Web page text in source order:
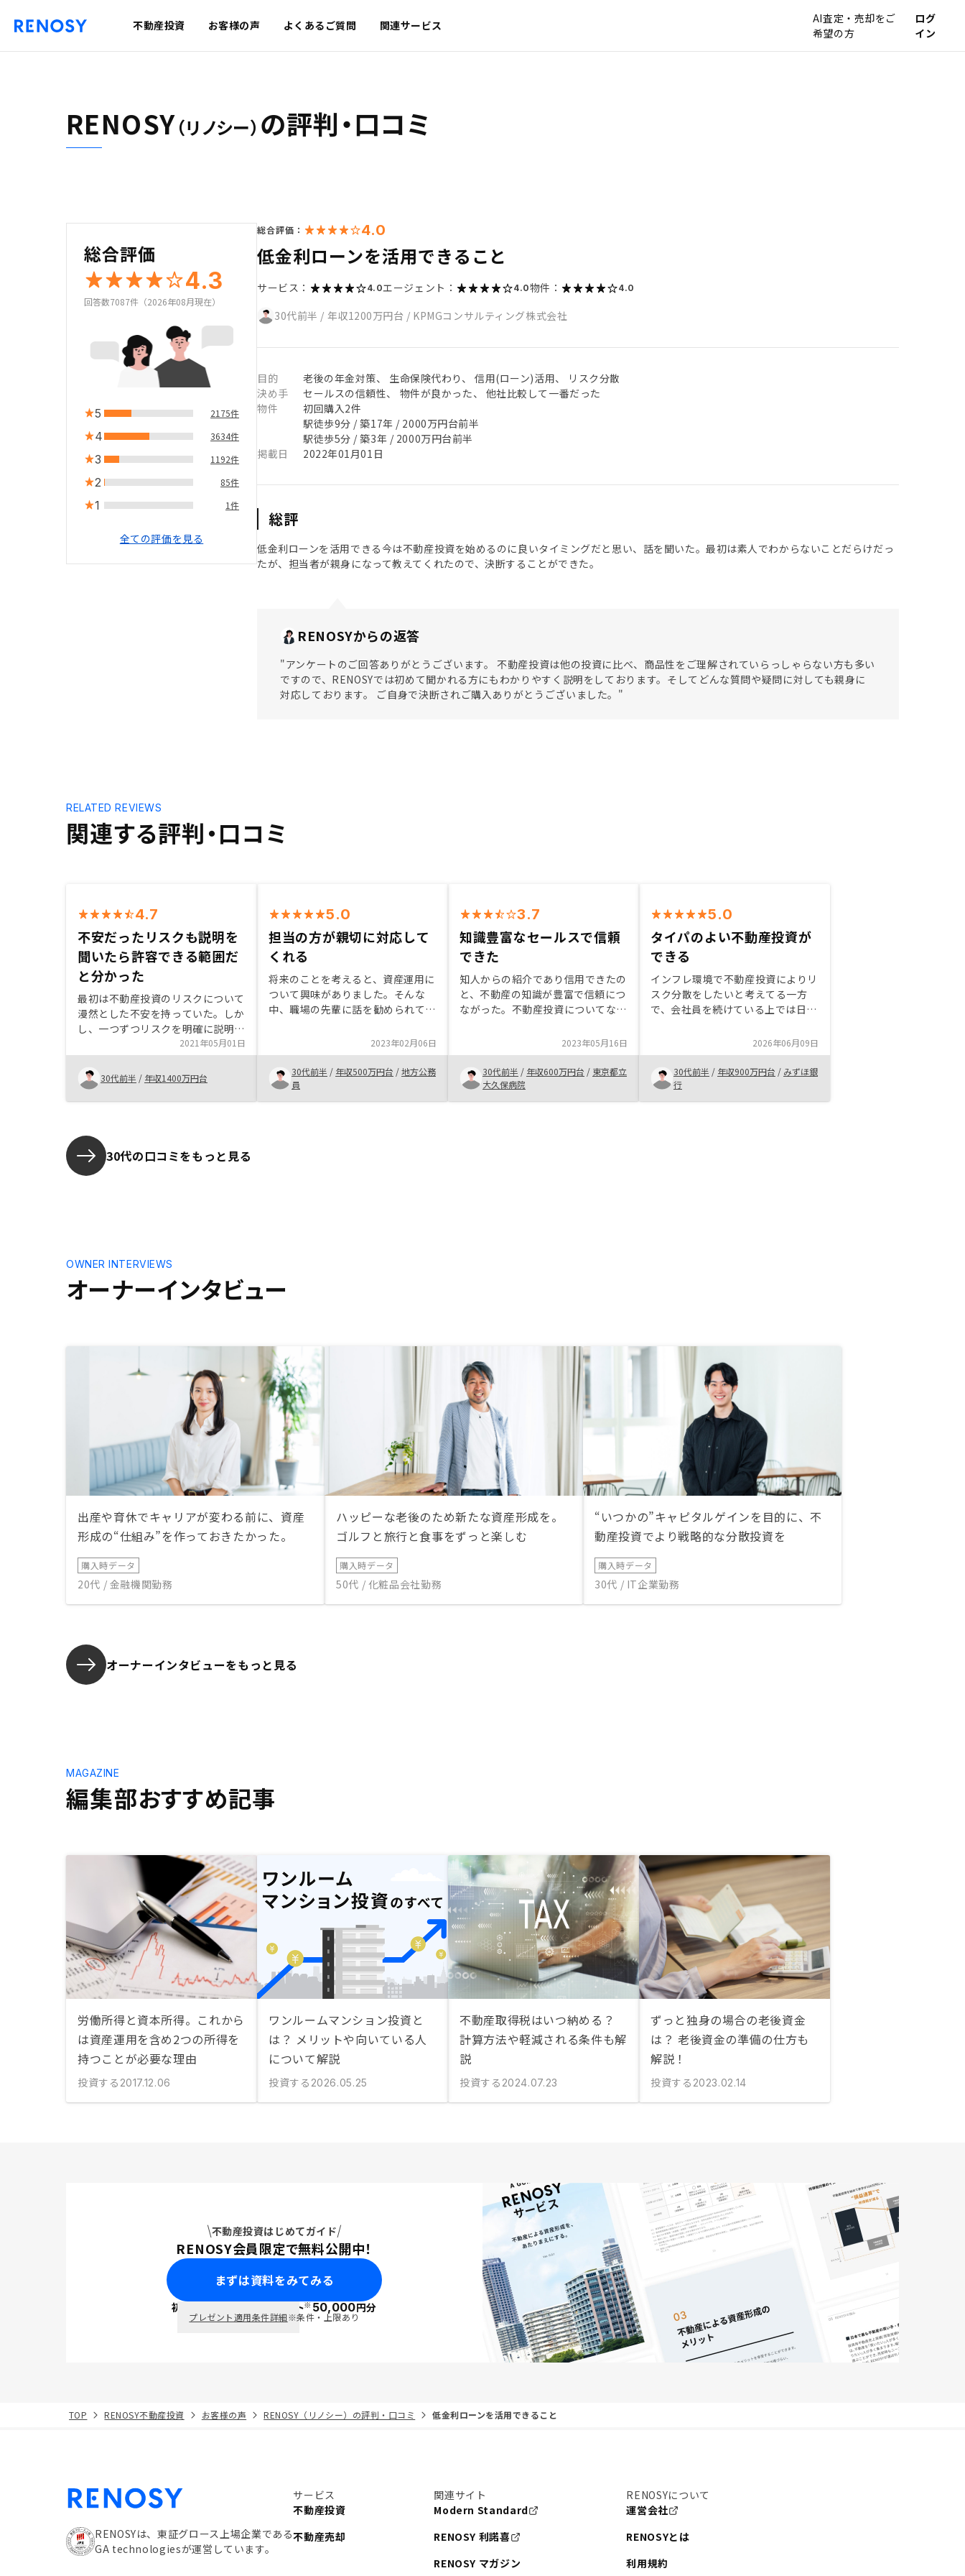
不動産投資 お客様の声 よくあるご質問 関連サービス
AI査定・売却をご
希望の方
ログ
イン
RENOSY（リノシー） の評判・口コミ
総合評価
4.3
回答数7087件（2026年08月現在）
5 2175件
4 3634件
3 1192件
2 85件
1 1件
全ての評価を見る
総合評価： 4.0
低金利ローンを活用できること
サービス： 4.0エージェント： 4.0物件： 4.0
30代前半 / 年収1200万円台 / KPMGコンサルティング株式会社
目的
老後の年金対策、 生命保険代わり、 信用(ローン)活用、 リスク分散
決め手
セールスの信頼性、 物件が良かった、 他社比較して一番だった
物件
初回購入2件
駅徒歩9分 / 築17年 / 2000万円台前半
駅徒歩5分 / 築3年 / 2000万円台前半
掲載日
2022年01月01日
総評
低金利ローンを活用できる今は不動産投資を始めるのに良いタイミングだと思い、話を聞いた。最初は素人でわからないことだらけだっ
たが、担当者が親身になって教えてくれたので、決断することができた。
RENOSYからの返答
"アンケートのご回答ありがとうございます。 不動産投資は他の投資に比べ、商品性をご理解されていらっしゃらない方も多い
ですので、RENOSYでは初めて聞かれる方にもわかりやすく説明をしております。そしてどんな質問や疑問に対しても親身に
対応しております。 ご自身で決断されご購入ありがとうございました。"
関連する評判・口コミ
RELATED REVIEWS
4.7
不安だったリスクも説明を
聞いたら許容できる範囲だ
と分かった
最初は不動産投資のリスクについて
漫然とした不安を持っていた。しか
し、一つずつリスクを明確に説明し
てもらうことで許容できる範囲のリ
スクであると感じた。また、信用を
活用することで、現在の余剰資金を
流動性の高い他の投資や貯蓄に当て
ることもできる点も不動産投資の利
をもう少しだけ下げていただいた
り、提携銀行のローン金利をさらに
優遇してもらうことで、実質利回り
のさらなる改善があればありがた
2021年05月01日
30代前半 / 年収1400万円台
5.0
担当の方が親切に対応して
くれる
将来のことを考えると、資産運用に
ついて興味がありました。そんな
中、職場の先輩に話を勧められてリ
ころ、少しずつ不動産投資について
不安もなくなり、購入を決めまし
た。親切に担当の方も話を進めてい
ただき感謝です。
2023年02月06日
30代前半 / 年収500万円台 /地方公務
員
3.7
知識豊富なセールスで信頼
できた
知人からの紹介であり信用できたの
と、不動産の知識が豊富で信頼につ
ながった。不動産投資についてなに
しながら安心して物件を購入でき
た。 アプリでの管理やサポート体
制も整っており、購入後のサービス
も納得できるものであった。
2023年05月16日
30代前半 / 年収600万円台 / 東京都立
大久保病院
5.0
タイパのよい不動産投資が
できる
インフレ環境で不動産投資によりリ
スク分散をしたいと考えてる一方
で、会社員を続けている上では日常
るのも回避したいと思いました。リ
ノシーは面談や契約がオンラインで
できるし、普段はアプリで書類や賃
料の状況をすぐ確認できるし、確定
申告もアプリ上でまとめた情報をe-
2026年06月09日
30代前半 / 年収900万円台 / みずほ銀
行
30代の口コミをもっと見る
オーナーインタビュー
OWNER INTERVIEWS
出産や育休でキャリアが変わる前に、資産
形成の“仕組み”を作っておきたかった。
購入時データ
20代 / 金融機関勤務
ハッピーな老後のため新たな資産形成を。
ゴルフと旅行と食事をずっと楽しむ
購入時データ
50代 / 化粧品会社勤務
“いつかの”キャピタルゲインを目的に、不
動産投資でより戦略的な分散投資を
購入時データ
30代 / IT企業勤務
オーナーインタビューをもっと見る
編集部おすすめ記事
MAGAZINE
労働所得と資本所得。これから
は資産運用を含め2つの所得を
持つことが必要な理由
投資する 2017.12.06
ワンルームマンション投資と
は？ メリットや向いている人
について解説
投資する 2026.05.25
不動産取得税はいつ納める？
計算方法や軽減される条件も解
説
投資する 2024.07.23
ずっと独身の場合の老後資金
は？ 老後資金の準備の仕方も
解説！
投資する 2023.02.14
不動産投資はじめてガイド
RENOSY会員限定で無料公開中！
まずは資料をみてみる
初回面談で ポイント※50,000円分
プレゼント適用条件詳細※条件・上限あり
TOP RENOSY不動産投資 お客様の声 RENOSY（リノシー）の評判・口コミ 低金利ローンを活用できること
RENOSYは、東証グロース上場企業である
GA technologiesが運営しています。
サービス
不動産投資
不動産売却
関連サイト
Modern Standard
RENOSY 利諾喜
RENOSY マガジン
RENOSYについて
運営会社
RENOSYとは
利用規約